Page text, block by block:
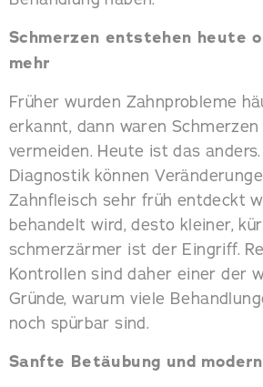
Schmerzen entstehen heute
mehr
Früher wurden Zahnprobleme
erkannt, dann waren Schmerzen
vermeiden. Heute ist das
Diagnostik können
Zahnfleisch sehr früh entdeckt
behandelt wird, desto kleiner,
schmerzärmer ist der Eingriff.
Kontrollen sind daher einer der
Gründe, warum viele
noch spürbar sind.
Sanfte Betäubung und